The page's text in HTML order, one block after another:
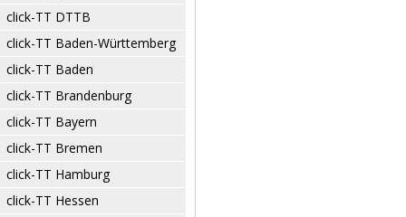
click-TT DTTB
click-TT Baden-Württemberg
click-TT Baden
click-TT Brandenburg
click-TT Bayern
click-TT Bremen
click-TT Hamburg
click-TT Hessen